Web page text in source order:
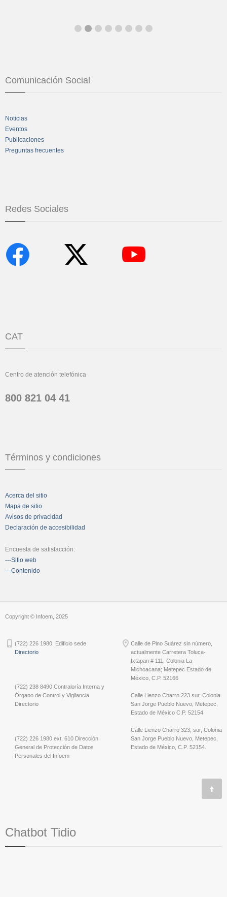
Comunicación Social
Noticias
Eventos
Publicaciones
Preguntas frecuentes
Redes Sociales
CAT
Centro de atención telefónica
800 821 04 41
Términos y condiciones
Acerca del sitio
Mapa de sitio
Avisos de privacidad
Declaración de accesibilidad
Encuesta de satisfacción:
---Sitio web
---Contenido
Copyright © Infoem, 2025
(722) 226 1980. Edificio sede
Directorio
(722) 238 8490 Contraloría Interna y
Órgano de Control y Vigilancia
Directorio
(722) 226 1980 ext. 610 Dirección
General de Protección de Datos
Personales del Infoem
Calle de Pino Suárez sin número,
actualmente Carretera Toluca-
Ixtapan # 111, Colonia La
Michoacana; Metepec Estado de
México, C.P. 52166
Calle Lienzo Charro 223 sur, Colonia
San Jorge Pueblo Nuevo, Metepec,
Estado de México C.P. 52154
Calle Lienzo Charro 323, sur, Colonia
San Jorge Pueblo Nuevo, Metepec,
Estado de México, C.P. 52154.
Chatbot Tidio